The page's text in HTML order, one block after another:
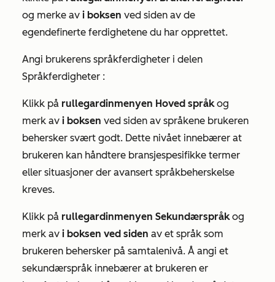
og merke av i boksen ved siden av de
egendefinerte ferdighetene du har opprettet.
Angi brukerens språkferdigheter i delen
Språkferdigheter :
Klikk på rullegardinmenyen Hoved språkog
merk av i boksen ved siden av språkene brukeren
behersker svært godt. Dette nivået innebærer at
brukeren kan håndtere bransjespesifikke termer
eller situasjoner der avansert språkbeherskelse
kreves.
Klikk på rullegardinmenyen Sekundærspråkog
merk av i boksen ved siden av et språk som
brukeren behersker på samtalenivå. Å angi et
sekundærspråk innebærer at brukeren er